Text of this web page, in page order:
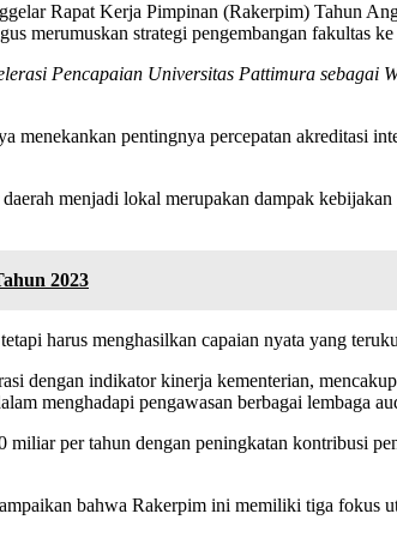
Rapat Kerja Pimpinan (Rakerpim) Tahun
merumuskan strategi pengembangan fakultas ke
Pencapaian Universitas Pattimura sebagai
pentingnya percepatan akreditasi
menjadi lokal merupakan dampak
2023
harus menghasilkan capaian nyata yang
dengan indikator kinerja kementerian,
menghadapi pengawasan berbagai lembaga
per tahun dengan peningkatan kontribusi
bahwa Rakerpim ini memiliki tiga fokus